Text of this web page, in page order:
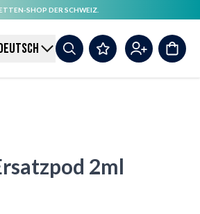
SHOP DER SCHWEIZ.
2ml